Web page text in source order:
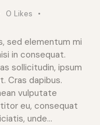
0 Likes
sed elementum mi
in consequat.
sollicitudin, ipsum
Cras dapibus.
vulputate
eu, consequat
unde…